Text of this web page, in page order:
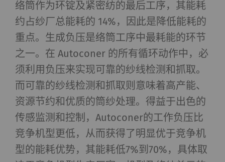
络筒作为环锭及紧密纺的最后工序，其能耗
约占纱厂总能耗的 14%，因此是降低能耗的
重点。生成负压是络筒工序中最耗能的环节
之一。在 Autoconer 的所有循环动作中，必
须利用负压来实现可靠的纱线检测和抓取。
而可靠的纱线检测和抓取则意味着高产能、
资源节约和优质的筒纱处理。得益于出色的
传感监测和控制，Autoconer的工作负压比
竞争机型更低，从而获得了明显优于竞争机
型的能耗优势，其能耗低7%到70%，具体取